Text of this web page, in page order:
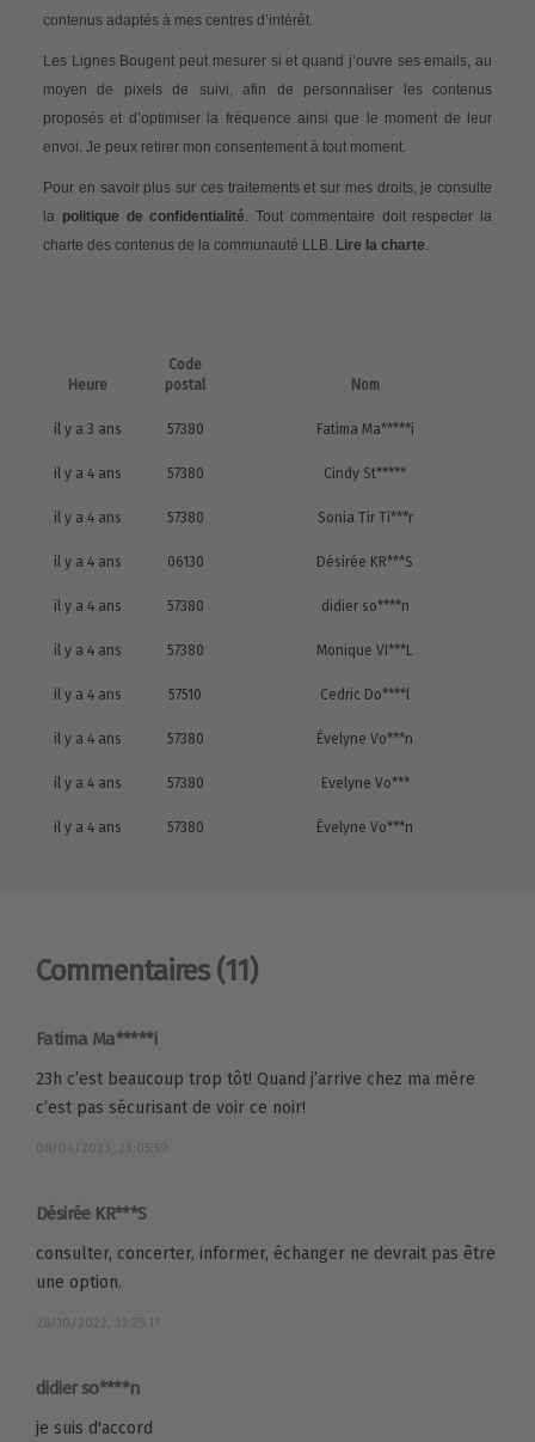
contenus adaptés à mes centres d’intérêt.
Les Lignes Bougent peut mesurer si et quand j’ouvre ses emails, au
moyen de pixels de suivi, afin de personnaliser les contenus
proposés et d’optimiser la fréquence ainsi que le moment de leur
envoi. Je peux retirer mon consentement à tout moment.
Pour en savoir plus sur ces traitements et sur mes droits, je consulte
la politique de confidentialité. Tout commentaire doit respecter la
charte des contenus de la communauté LLB. Lire la charte.
Heure
Code
postal
Nom
il y a 3 ans 57380 Fatima Ma*****i
il y a 4 ans 57380 Cindy St*****
il y a 4 ans 57380 Sonia Tir Ti***r
il y a 4 ans 06130 Désirée KR***S
il y a 4 ans 57380 didier so****n
il y a 4 ans 57380 Monique VI***L
il y a 4 ans 57510 Cedric Do****l
il y a 4 ans 57380 Évelyne Vo***n
il y a 4 ans 57380 Evelyne Vo***
il y a 4 ans 57380 Évelyne Vo***n
Commentaires (11)
Fatima Ma*****i
23h c’est beaucoup trop tôt! Quand j’arrive chez ma mère
c’est pas sécurisant de voir ce noir!
08/04/2023, 23:05:59
Désirée KR***S
consulter, concerter, informer, échanger ne devrait pas être
une option.
28/10/2022, 13:25:17
didier so****n
je suis d'accord